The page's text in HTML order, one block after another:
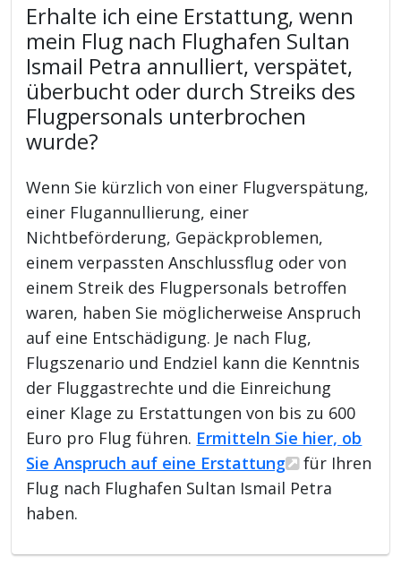
Erhalte ich eine Erstattung, wenn
mein Flug nach Flughafen Sultan
Ismail Petra annulliert, verspätet,
überbucht oder durch Streiks des
Flugpersonals unterbrochen
wurde?
Wenn Sie kürzlich von einer Flugverspätung,
einer Flugannullierung, einer
Nichtbeförderung, Gepäckproblemen,
einem verpassten Anschlussflug oder von
einem Streik des Flugpersonals betroffen
waren, haben Sie möglicherweise Anspruch
auf eine Entschädigung. Je nach Flug,
Flugszenario und Endziel kann die Kenntnis
der Fluggastrechte und die Einreichung
einer Klage zu Erstattungen von bis zu 600
Euro pro Flug führen. Ermitteln Sie hier, ob
Sie Anspruch auf eine Erstattung
für Ihren
Flug nach Flughafen Sultan Ismail Petra
haben.